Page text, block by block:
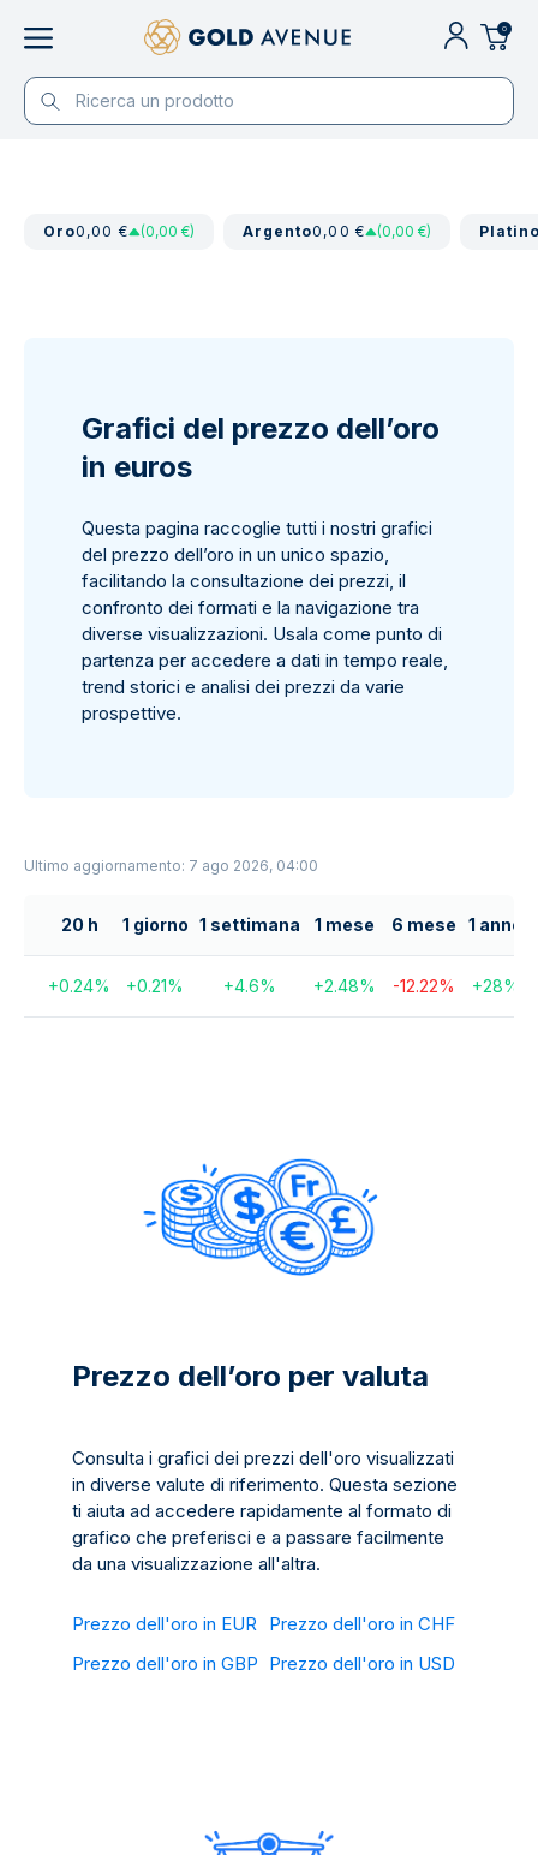
0
Oro0,00 € (0,00 €) Argento0,00 € (0,00 €)
Grafici del prezzo dell’oro
in euros
Questa pagina raccoglie tutti i nostri grafici
del prezzo dell’oro in un unico spazio,
facilitando la consultazione dei prezzi, il
confronto dei formati e la navigazione tra
diverse visualizzazioni. Usala come punto di
partenza per accedere a dati in tempo reale,
trend storici e analisi dei prezzi da varie
prospettive.
Ultimo aggiornamento: 7 ago 2026, 04:00
20 h 1 giorno 1 settimana 1 mese 6 mese 1 anno
+0.24% +0.21% +4.6% +2.48% -12.22% +28%
Prezzo dell’oro per valuta
Consulta i grafici dei prezzi dell'oro visualizzati
in diverse valute di riferimento. Questa sezione
ti aiuta ad accedere rapidamente al formato di
grafico che preferisci e a passare facilmente
da una visualizzazione all'altra.
Prezzo dell'oro in EUR Prezzo dell'oro in CHF
Prezzo dell'oro in GBP Prezzo dell'oro in USD